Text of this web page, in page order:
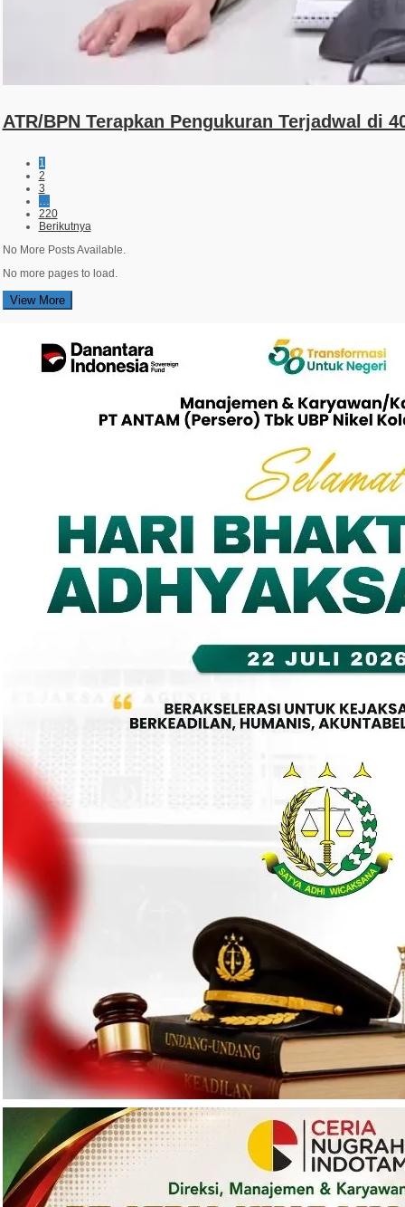
ATR/BPN Terapkan Pengukuran Terjadwal di
1
2
3
…
220
Berikutnya
No More Posts Available.
No more pages to load.
View More